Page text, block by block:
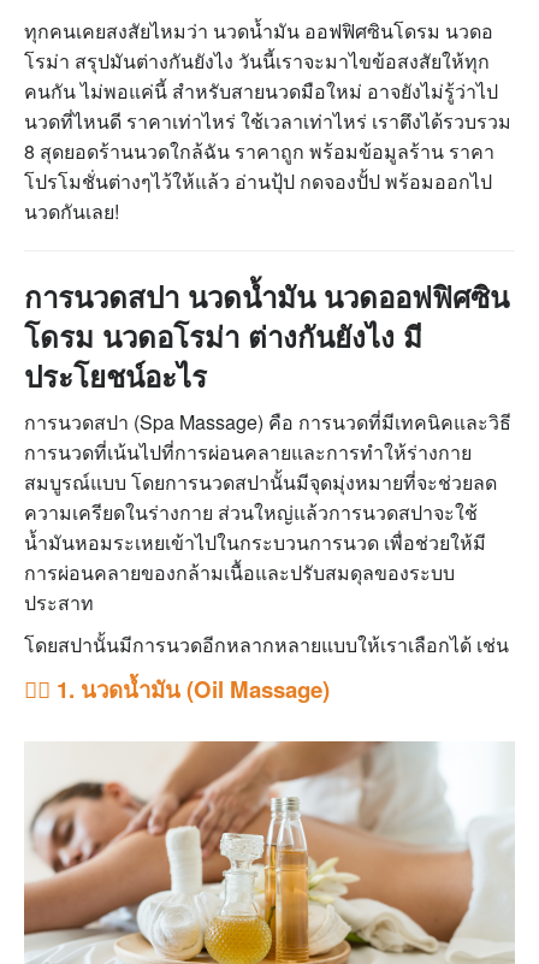
ทุกคนเคยสงสัยไหมว่า นวดนํ้ามัน ออฟฟิศซินโดรม นวดอ
โรม่า สรุปมันต่างกันยังไง วันนี้เราจะมาไขข้อสงสัยให้ทุก
คนกัน ไม่พอแค่นี้ สำหรับสายนวดมือใหม่ อาจยังไม่รู้ว่าไป
นวดที่ไหนดี ราคาเท่าไหร่ ใช้เวลาเท่าไหร่ เราตึงได้รวบรวม
8 สุดยอดร้านนวดใกล้ฉัน ราคาถูก พร้อมข้อมูลร้าน ราคา
โปรโมชั่นต่างๆไว้ให้แล้ว อ่านปุ้ป กดจองปั้ป พร้อมออกไป
นวดกันเลย!
การนวดสปา นวดนํ้ามัน นวดออฟฟิศซิน
โดรม นวดอโรม่า ต่างกันยังไง มี
ประโยชน์อะไร
การนวดสปา (Spa Massage) คือ การนวดที่มีเทคนิคและวิธี
การนวดที่เน้นไปที่การผ่อนคลายและการทำให้ร่างกาย
สมบูรณ์แบบ โดยการนวดสปานั้นมีจุดมุ่งหมายที่จะช่วยลด
ความเครียดในร่างกาย ส่วนใหญ่แล้วการนวดสปาจะใช้
น้ำมันหอมระเหยเข้าไปในกระบวนการนวด เพื่อช่วยให้มี
การผ่อนคลายของกล้ามเนื้อและปรับสมดุลของระบบ
ประสาท
โดยสปานั้นมีการนวดอีกหลากหลายแบบให้เราเลือกได้ เช่น
💆‍♂️ 1. นวดน้ำมัน (Oil Massage)